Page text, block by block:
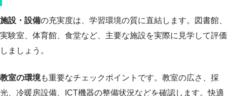
施設・設備の充実度は、学習環境の質に直結します。図書館、
実験室、体育館、食堂など、主要な施設を実際に見学して評価
しましょう。
教室の環境も重要なチェックポイントです。教室の広さ、採
光、冷暖房設備、ICT機器の整備状況などを確認します。快適